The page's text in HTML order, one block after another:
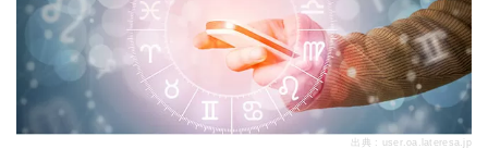
出典 : user.oa.lateresa.jp